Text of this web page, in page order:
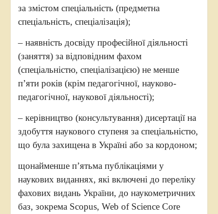
за змістом спеціальність (предметна
спеціальність, спеціалізація);
– наявність досвіду професійної діяльності
(заняття) за відповідним фахом
(спеціальністю, спеціалізацією) не менше
п’яти років (крім педагогічної, науково-
педагогічної, наукової діяльності);
– керівництво (консультування) дисертації на
здобуття наукового ступеня за спеціальністю,
що була захищена в Україні або за кордоном;
щонайменше п’ятьма публікаціями у
наукових виданнях, які включені до переліку
фахових видань України, до наукометричних
баз, зокрема Scopus, Web of Science Core